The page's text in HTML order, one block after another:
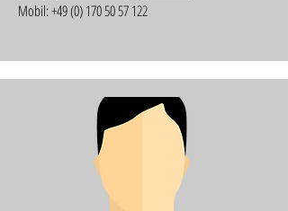
Mobil:+49 (0) 170 50 57 122